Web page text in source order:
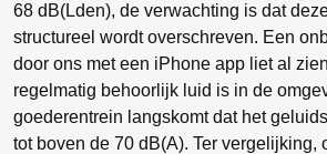
68 dB(Lden), de verwachting is dat
structureel wordt overschreven. Een
door ons met een iPhone app liet al
regelmatig behoorlijk luid is in de
goederentrein langskomt dat het
tot boven de 70 dB(A). Ter vergelijking,